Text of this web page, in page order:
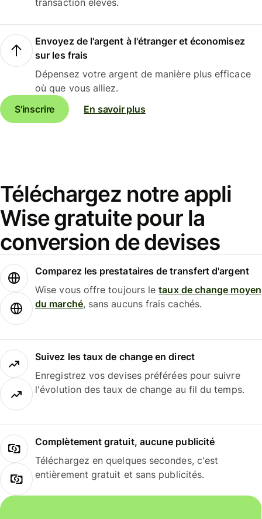
transaction élevés.
Envoyez de l'argent à l'étranger et économisez
sur les frais
Dépensez votre argent de manière plus efficace
où que vous alliez.
S'inscrire
En savoir plus
Téléchargez notre appli
Wise gratuite pour la
conversion de devises
Comparez les prestataires de transfert d'argent
Wise vous offre toujours letaux de change moyen
du marché, sans aucuns frais cachés.
Suivez les taux de change en direct
Enregistrez vos devises préférées pour suivre
l'évolution des taux de change au fil du temps.
Complètement gratuit, aucune publicité
Téléchargez en quelques secondes, c'est
entièrement gratuit et sans publicités.